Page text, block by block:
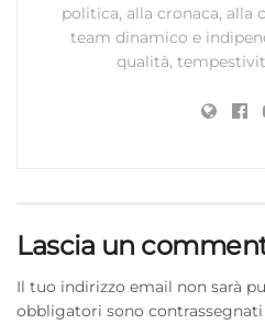
politica, alla cronaca, alla
team dinamico e
qualità,
Lascia un
Il tuo indirizzo email non sarà
obbligatori sono contrassegnati